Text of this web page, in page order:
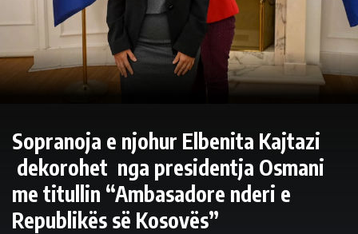
Sopranoja e njohur Elbenita Kajtazi
dekorohet nga presidentja Osmani
me titullin “Ambasadore nderi e
Republikës së Kosovës”